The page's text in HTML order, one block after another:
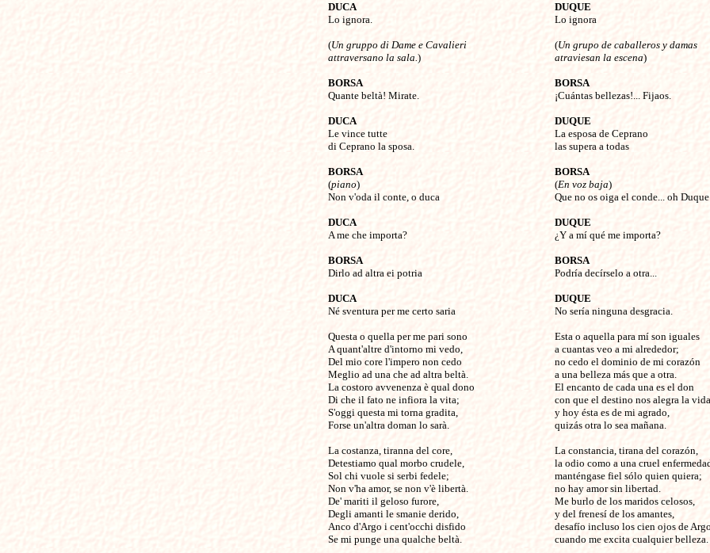
DUCA
Lo ignora.
(Un gruppo di Dame e Cavalieri
attraversano la sala.)
BORSA
Quante beltà! Mirate.
DUCA
Le vince tutte
di Ceprano la sposa.
BORSA
(piano)
Non v'oda il conte, o duca
DUCA
A me che importa?
BORSA
Dirlo ad altra ei potria
DUCA
Né sventura per me certo saria
Questa o quella per me pari sono
A quant'altre d'intorno mi vedo,
Del mio core l'impero non cedo
Meglio ad una che ad altra beltà.
La costoro avvenenza è qual dono
Di che il fato ne infiora la vita;
S'oggi questa mi torna gradita,
Forse un'altra doman lo sarà.
La costanza, tiranna del core,
Detestiamo qual morbo crudele,
Sol chi vuole si serbi fedele;
Non v'ha amor, se non v'è libertà.
De' mariti il geloso furore,
Degli amanti le smanie derido,
Anco d'Argo i cent'occhi disfido
Se mi punge una qualche beltà.
DUQUE
Lo ignora
(Un grupo de caballeros y damas
atraviesan la escena)
BORSA
¡Cuántas bellezas!... Fijaos.
DUQUE
La esposa de Ceprano
las supera a todas
BORSA
(En voz baja)
Que no os oiga el conde... oh Duque
DUQUE
¿Y a mí qué me importa?
BORSA
Podría decírselo a otra...
DUQUE
No sería ninguna desgracia.
Esta o aquella para mí son iguales
a cuantas veo a mi alrededor;
no cedo el dominio de mi corazón
a una belleza más que a otra.
El encanto de cada una es el don
con que el destino nos alegra la
y hoy ésta es de mi agrado,
quizás otra lo sea mañana.
La constancia, tirana del corazón,
la odio como a una cruel
manténgase fiel sólo quien quiera;
no hay amor sin libertad.
Me burlo de los maridos celosos,
y del frenesí de los amantes,
desafío incluso los cien ojos de
cuando me excita cualquier belleza.